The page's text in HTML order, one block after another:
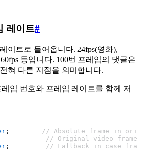
레이트#
이트로 들어옵니다. 24fps(영화),
60fps 등입니다. 100번 프레임의 댓글은
혀 다른 지점을 의미합니다.
임 번호와 프레임 레이트를 함께 저
;
// Absolute frame in
;
// Original video
;
// Fallback in case